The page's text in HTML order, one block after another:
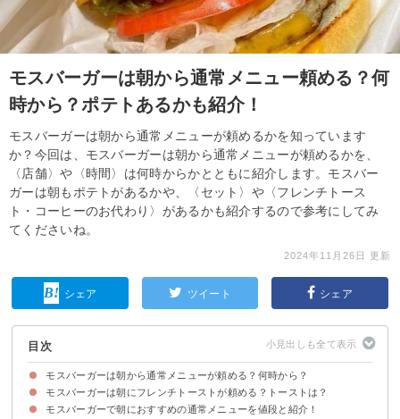
モスバーガーは朝から通常メニュー頼める？何
時から？ポテトあるかも紹介！
モスバーガーは朝から通常メニューが頼めるかを知っています
か？今回は、モスバーガーは朝から通常メニューが頼めるかを、
〈店舗〉や〈時間〉は何時からかとともに紹介します。モスバー
ガーは朝もポテトがあるかや、〈セット〉や〈フレンチトース
ト・コーヒーのお代わり〉があるかも紹介するので参考にしてみ
てくださいね。
2024年11月26日 更新
シェア ツイート シェア
目次
モスバーガーは朝から通常メニューが頼める？何時から？
モスバーガーは朝から通常メニューが頼める店舗と頼めない店舗がある
モスバーガーで朝から通常メニューが頼める店舗を調べる方法
モスバーガーの営業時間は09:00～20:00
モスバーガーは朝にフレンチトーストが頼める？トーストは？
モスバーガーのフレンチトーストは現在終了している
モスバーガーのトーストもなくなった
モスバーガーはコーヒーのお代わりが100円で出来ることも知っておこう
モスバーガーで朝におすすめの通常メニューを値段と紹介！